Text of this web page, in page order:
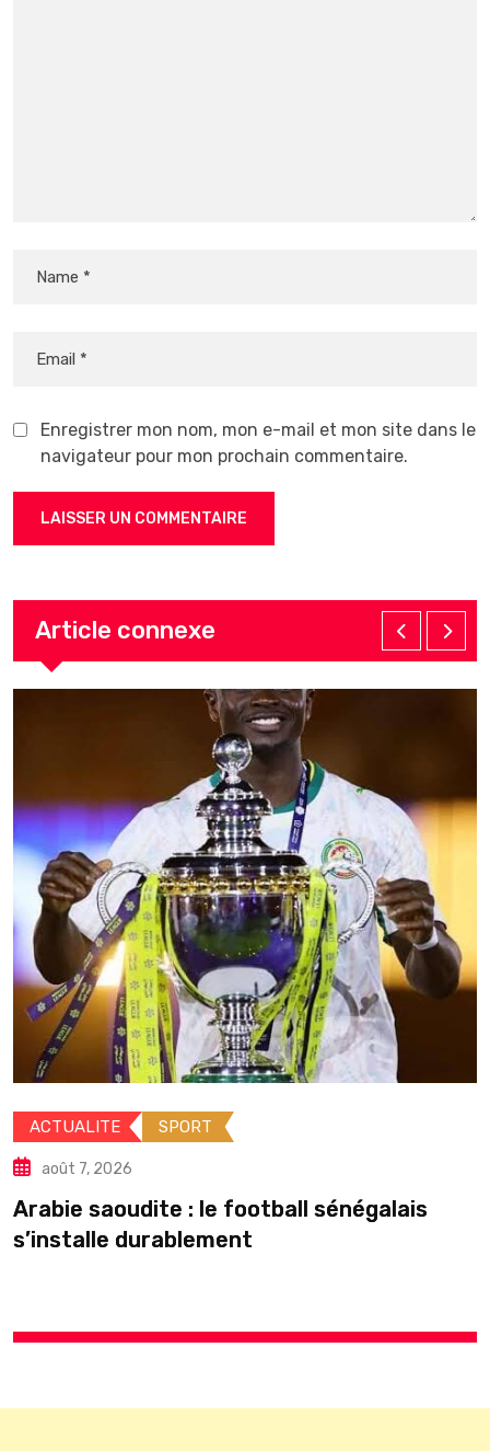
Enregistrer mon nom, mon e-mail et mon site dans le
navigateur pour mon prochain commentaire.
Article connexe
ACTUALITE POLITIQUE
août 7, 2026